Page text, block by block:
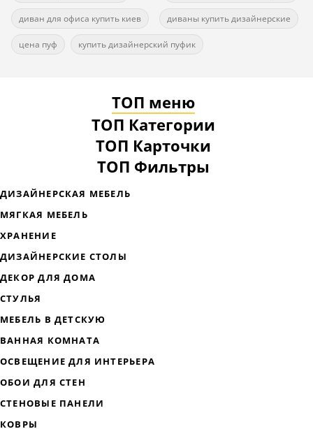
диван для офиса купить киев диваны купить дизайнерские
цена пуф купить дизайнерский пуфик
ТОП меню
ТОП Категории
ТОП Карточки
ТОП Фильтры